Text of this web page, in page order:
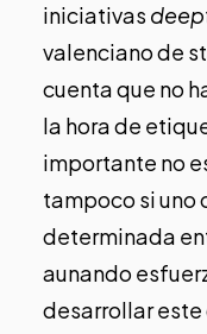
iniciativas
valenciano de
cuenta que no
la hora de
importante no
tampoco si uno
determinada
aunando
desarrollar este